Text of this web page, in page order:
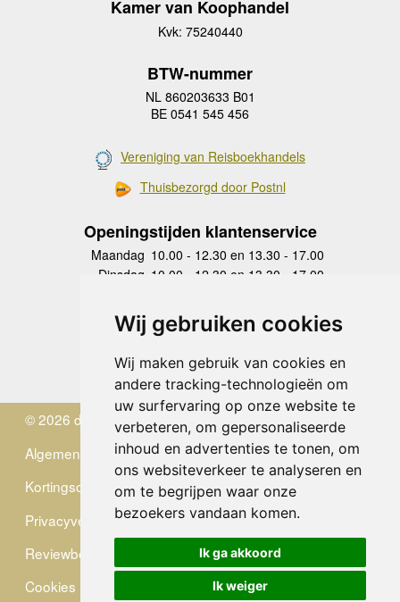
Wij gebruiken cookies
Wij maken gebruik van cookies en
andere tracking-technologieën om
uw surfervaring op onze website te
verbeteren, om gepersonaliseerde
inhoud en advertenties te tonen, om
ons websiteverkeer te analyseren en
om te begrijpen waar onze
bezoekers vandaan komen.
Ik ga akkoord
Ik weiger
Kamer van Koophandel
Kvk: 75240440
BTW-nummer
NL 860203633 B01
BE 0541 545 456
Vereniging van Reisboekhandels
Thuisbezorgd door Postnl
Openingstijden klantenservice
Maandag 10.00 - 12.30 en 13.30 - 17.00
Dinsdag 10.00 - 12.30 en 13.30 - 17.00
Donderdag
10.00 - 12.30 en 13.30 - 17.00
Vrijdag 10.00 - 12.30 en 13.30 - 17.00
Zaterdag
gesloten
Zondag gesloten
© 2026 de Zwerver
Algemene Voorwaarden
Kortingscode
Privacyverklaring
Reviewbeleid
Cookies